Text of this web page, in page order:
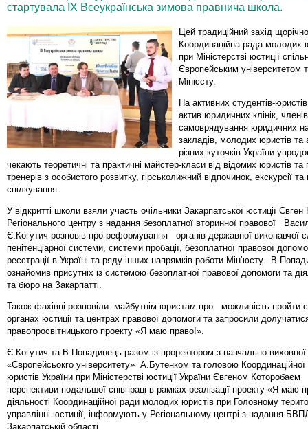
стартувала ІХ Всеукраїнська зимова правнича школа.
Цей традиційний захід
Координаційна рада молодих
при Міністерстві юстиції
Європейським університетом
Мінюсту.
На активних студентів-
актив юридичних клінік,
самоврядування юридичних
закладів, молодих юристів та
різних куточків України
чекають теоретичні та практичні майстер-класи від відомих юристів та
тренерів з особистого розвитку, гірськолижний відпочинок, екскурсії
спілкування.
У відкритті школи взяли участь очільники Закарпатської юстиції Євген
Регіонального центру з надання безоплатної вторинної правової
Є.Когутич розповів про реформування органів державної виконавчої
пенітенціарної системи, системи пробації, безоплатної правової
реєстрації в Україні та ряду інших напрямків роботи Мін’юсту.
ознайомив присутніх із системою безоплатної правової допомоги та
та бюро на Закарпатті.
Також фахівці розповіли майбутнім юристам про можливість пройти
органах юстиції та центрах правової допомоги та запросили
правопросвітницького проекту «Я маю право!».
Є.Когутич та В.Попадинець разом із проректором з навчально-виховної
«Європейсьокго університету» А.Бутенком та головою
юристів України при Міністерстві юстиції України Євгеном
перспективи подальшої співпраці в рамках реалізації проекту «Я маю
діяльності Координаційної ради молодих юристів при Головному
управлінні юстиції, інформують у Регіональному центрі з надання
Закарпатській області.